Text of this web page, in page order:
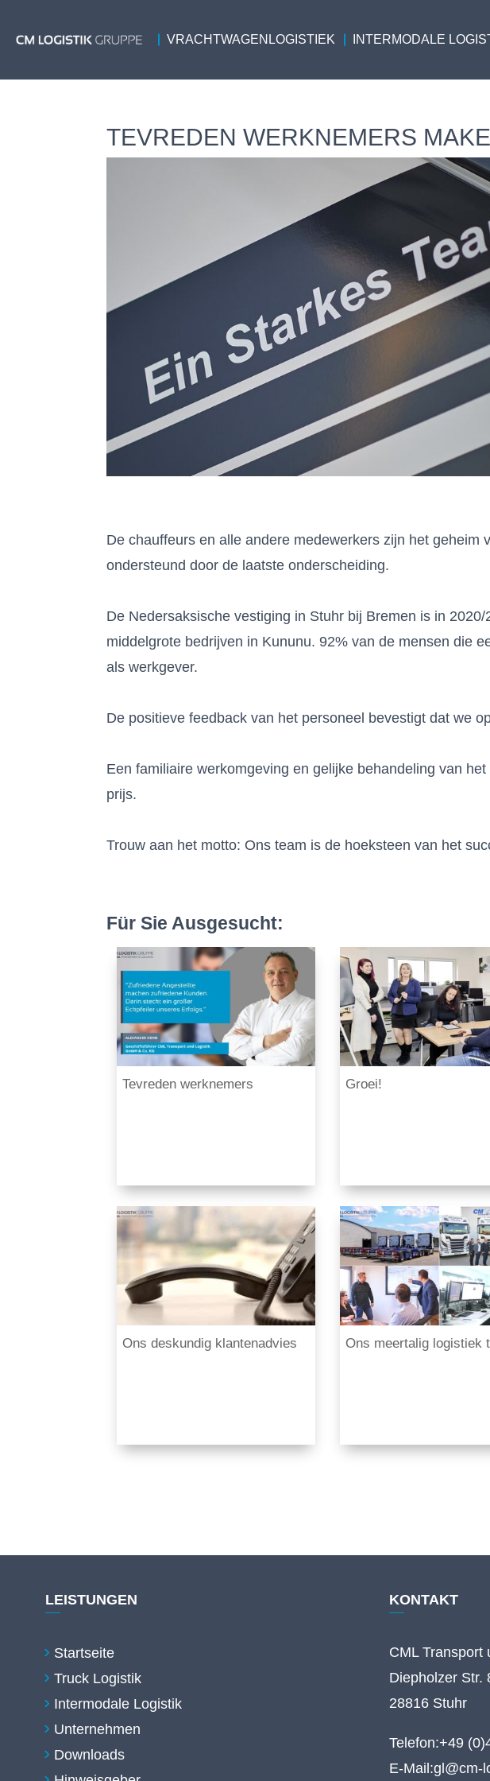
VRACHTWAGENLOGISTIEK INTERMODALE
TEVREDEN WERKNEMERS
De chauffeurs en alle andere medewerkers zijn het
ondersteund door de laatste onderscheiding.
De Nedersaksische vestiging in Stuhr bij Bremen is in
middelgrote bedrijven in Kununu. 92% van de mensen die
als werkgever.
De positieve feedback van het personeel bevestigt dat we
Een familiaire werkomgeving en gelijke behandeling van
prijs.
Trouw aan het motto: Ons team is de hoeksteen van het
Für Sie Ausgesucht:
Tevreden werknemers Groei!
Ons deskundig klantenadvies Ons meertalig logistiek
LEISTUNGEN
Startseite
Truck Logistik
Intermodale Logistik
Unternehmen
Downloads
KONTAKT
CML Transport
Diepholzer Str.
28816 Stuhr
Telefon:+49
E-Mail:gl@cm-